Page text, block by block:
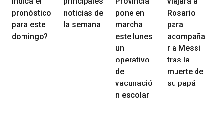
pronóstico
para este
domingo?
noticias de
la semana
pone en
marcha
este lunes
un
operativo
de
vacunació
n escolar
Rosario
para
acompaña
r a Messi
tras la
muerte de
su papá